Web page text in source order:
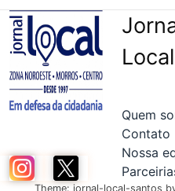
Local
Quem
Contato
Nossa
Theme: jornal-local-santos